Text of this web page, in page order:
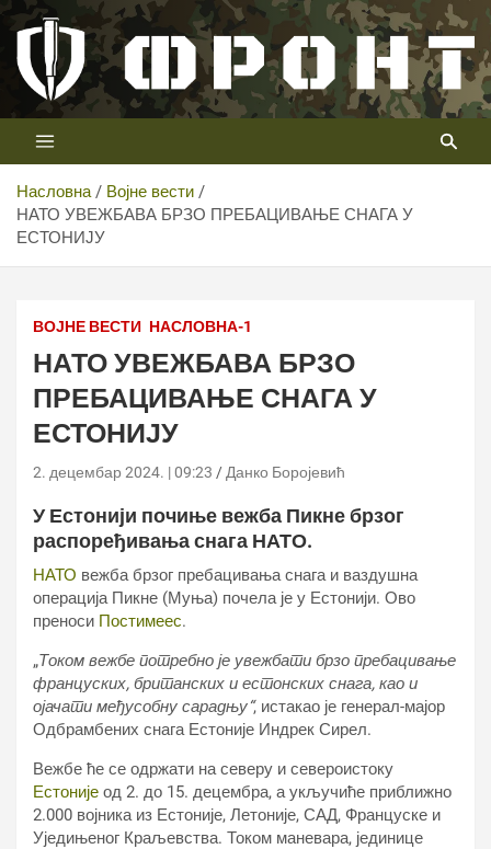
Скип
цонтент
Телевизија ФРОНТ
Први војни канал у Србији
Насловна
Војне вести
НАТО УВЕЖБАВА БРЗО ПРЕБАЦИВАЊЕ СНАГА У
ЕСТОНИЈУ
ВОЈНЕ ВЕСТИ НАСЛОВНА-1
НАТО УВЕЖБАВА БРЗО
ПРЕБАЦИВАЊЕ СНАГА У
ЕСТОНИЈУ
2. децембар 2024. | 09:23 Данко Боројевић
У Естонији почиње вежба Пикне брзог
распоређивања снага НАТО.
НАТО вежба брзог пребацивања снага и ваздушна
операција Пикне (Муња) почела је у Естонији. Ово
преноси Постимеес.
„Током вежбе потребно је увежбати брзо пребацивање
француских, британских и естонских снага, као и
ојачати међусобну сарадњу“, истакао је генерал-мајор
Одбрамбених снага Естоније Индрек Сирел.
Вежбе ће се одржати на северу и североистоку
Естоније од 2. до 15. децембра, а укључиће приближно
2.000 војника из Естоније, Летоније, САД, Француске и
Уједињеног Краљевства. Током маневара, јединице